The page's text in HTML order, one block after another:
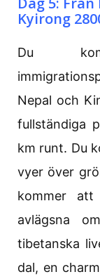
Kyirong
Du
Nepal och
fullständiga
km runt. Du
vyer över
kommer
avlägsna
tibetanska
dal, en